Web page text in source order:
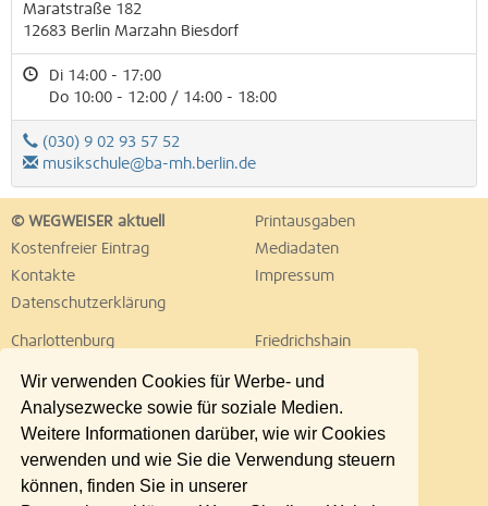
Wir verwenden Cookies für Werbe- und
Analysezwecke sowie für soziale Medien.
Weitere Informationen darüber, wie wir Cookies
verwenden und wie Sie die Verwendung steuern
können, finden Sie in unserer
Maratstraße 182
12683 Berlin Marzahn Biesdorf
Di 14:00 - 17:00
Do 10:00 - 12:00 / 14:00 - 18:00
(030) 9 02 93 57 52
musikschule@ba-mh.berlin.de
© WEGWEISER aktuell
Printausgaben
Kostenfreier Eintrag
Mediadaten
Kontakte
Impressum
Datenschutzerklärung
Charlottenburg
Friedrichshain
Lichtenberg
Marzahn
Neukölln
Pankow